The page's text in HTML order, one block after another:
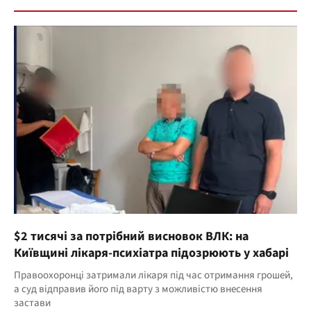
$2 тисячі за потрібний висновок ВЛК: на
Київщині лікаря-психіатра підозрюють у хабарі
Правоохоронці затримали лікаря під час отримання грошей,
а суд відправив його під варту з можливістю внесення
застави